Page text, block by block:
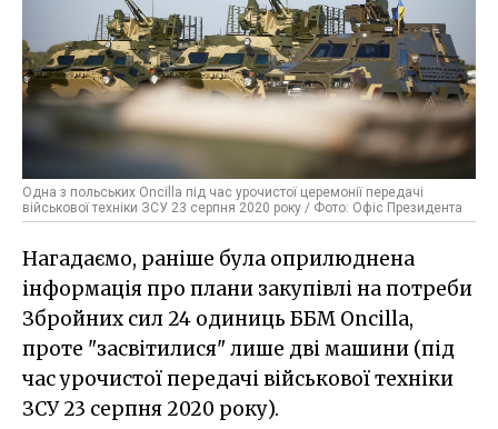
Одна з польських Oncilla під час урочистої церемонії передачі
військової техніки ЗСУ 23 серпня 2020 року / Фото: Офіс Президента
Нагадаємо, раніше була оприлюднена
інформація про плани закупівлі на потреби
Збройних сил 24 одиниць ББМ Oncilla,
проте "засвітилися" лише дві машини (під
час урочистої передачі військової техніки
ЗСУ 23 серпня 2020 року).